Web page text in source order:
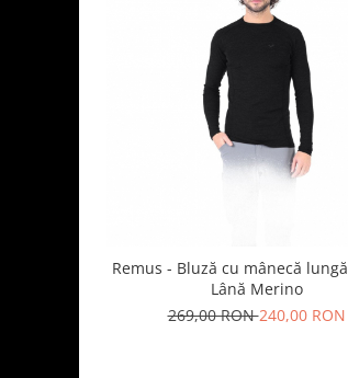
Remus - Bluză cu mânecă lungă - 100%
Lână Merino
269,00 RON240,00 RON